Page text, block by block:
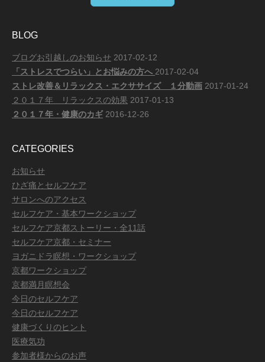
BLOG
ブログお引越しのお知らせ 2017-02-12
「ストレスでつらい」とお悩みの方へ 2017-02-04
ストレ改善＆リラックス・エクササイズ １分動画 2017-01-24
２０１７年 リラックスの効果 2017-01-13
２０１７年・健康のカギ 2016-12-26
CATEGORIES
お知らせ
ひざ痛とセルフケア
サロンへのアクセス
セルフケア・基本ワークショップ
セルフケア京都ストーリー・全11話
セルフケア京都・セミナー
ヨガニドラ瞑想・ワークショップ
京都ワークショップ
京都満月瞑想会
今日のセルフケア
今日のセルフケア
健康づくりのヒント
医療気功
参加者様からのお声